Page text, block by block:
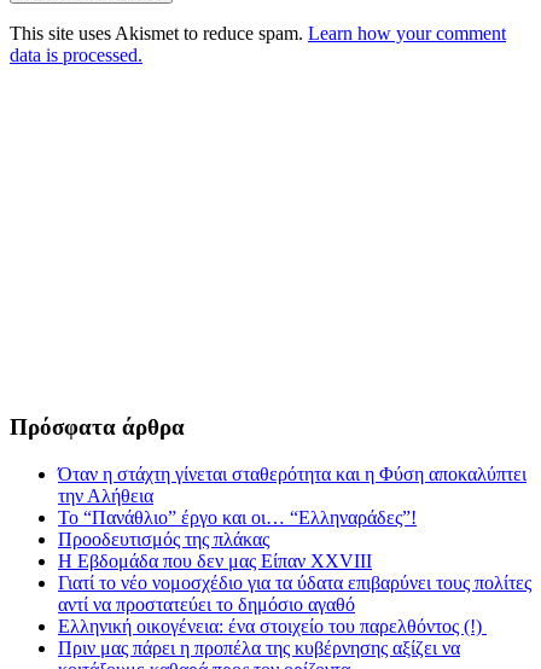
This site uses Akismet to reduce spam. Learn how your comment
data is processed.
Πρόσφατα άρθρα
Όταν η στάχτη γίνεται σταθερότητα και η Φύση αποκαλύπτει
την Αλήθεια
Το “Πανάθλιο” έργο και οι… “Ελληναράδες”!
Προοδευτισμός της πλάκας
Η Εβδομάδα που δεν μας Είπαν XXVIII
Γιατί το νέο νομοσχέδιο για τα ύδατα επιβαρύνει τους πολίτες
αντί να προστατεύει το δημόσιο αγαθό
Ελληνική οικογένεια: ένα στοιχείο του παρελθόντος (!)
Πριν μας πάρει η προπέλα της κυβέρνησης αξίζει να